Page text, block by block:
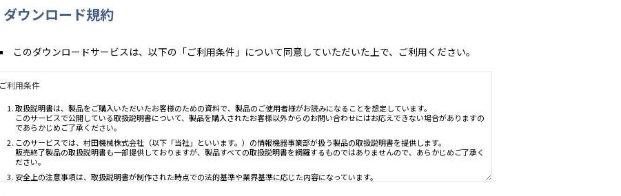
ダウンロード規約
このダウンロードサービスは、以下の「ご利用条件」について同意していただいた上で、ご利用ください。